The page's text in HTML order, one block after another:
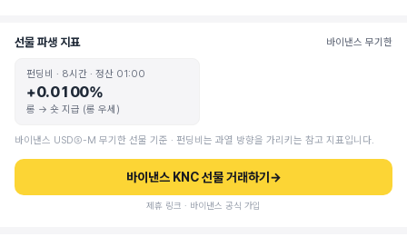
선물 파생 지표 바이낸스 무기한
펀딩비 · 8시간 · 정산 01:00
+0.0100%
롱 → 숏 지급 (롱 우세)
바이낸스 USDⓈ-M 무기한 선물 기준 · 펀딩비는 과열 방향을 가리키는 참고 지표입니다.
바이낸스 KNC 선물 거래하기 →
제휴 링크 · 바이낸스 공식 가입